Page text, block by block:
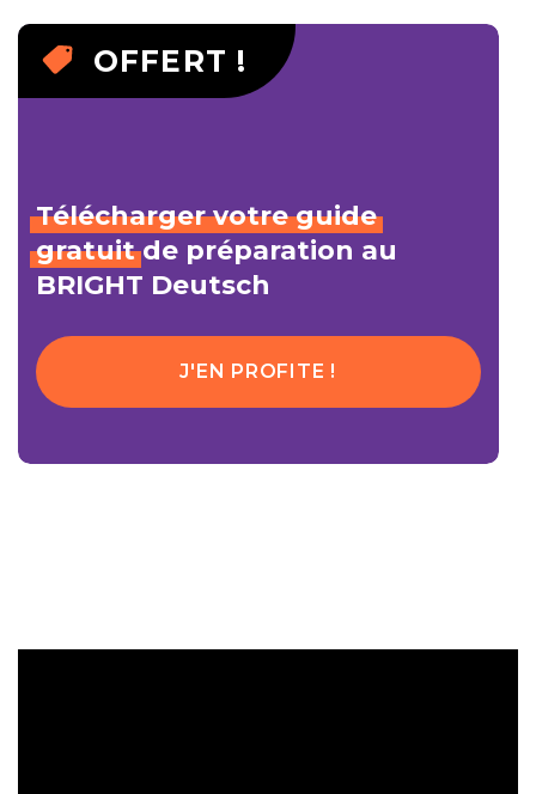
OFFERT !
Télécharger votre guide
gratuitde préparation au
BRIGHT Deutsch
J'EN PROFITE !